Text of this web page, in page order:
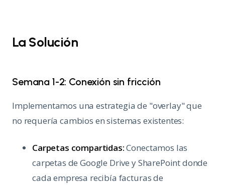
La Solución
Semana 1-2: Conexión sin fricción
Implementamos una estrategia de "overlay" que
no requería cambios en sistemas existentes:
Carpetas compartidas:Conectamos las
carpetas de Google Drive y SharePoint donde
cada empresa recibía facturas de